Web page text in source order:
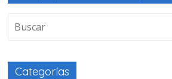
Categorías